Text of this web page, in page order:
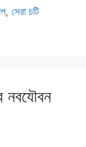
, সেরা চটি
নবযৌবন